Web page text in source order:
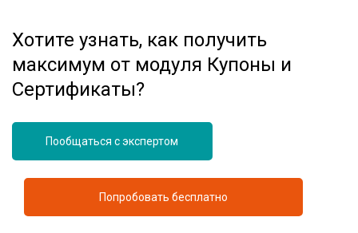
Хотите узнать, как получить
максимум от модуля Купоны и
Сертификаты?
Пообщаться с экспертом
Попробовать бесплатно